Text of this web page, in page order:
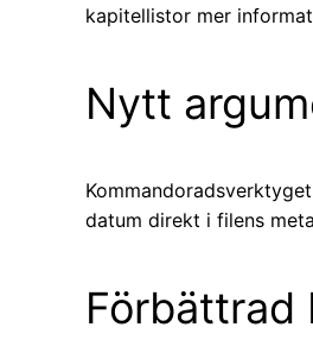
kapitellistor mer
Nytt
Kommandoradsverktyget
datum direkt i filens
Förbättrad